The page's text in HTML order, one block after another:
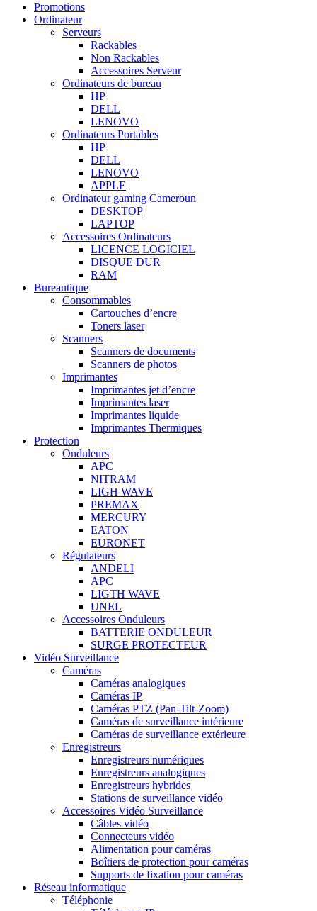
Promotions
Ordinateur
Serveurs
Rackables
Non Rackables
Accessoires Serveur
Ordinateurs de bureau
HP
DELL
LENOVO
Ordinateurs Portables
HP
DELL
LENOVO
APPLE
Ordinateur gaming Cameroun
DESKTOP
LAPTOP
Accessoires Ordinateurs
LICENCE LOGICIEL
DISQUE DUR
RAM
Bureautique
Consommables
Cartouches d’encre
Toners laser
Scanners
Scanners de documents
Scanners de photos
Imprimantes
Imprimantes jet d’encre
Imprimantes laser
Imprimantes liquide
Imprimantes Thermiques
Protection
Onduleurs
APC
NITRAM
LIGH WAVE
PREMAX
MERCURY
EATON
EURONET
Régulateurs
ANDELI
APC
LIGTH WAVE
UNEL
Accessoires Onduleurs
BATTERIE ONDULEUR
SURGE PROTECTEUR
Vidéo Surveillance
Caméras
Caméras analogiques
Caméras IP
Caméras PTZ (Pan-Tilt-Zoom)
Caméras de surveillance intérieure
Caméras de surveillance extérieure
Enregistreurs
Enregistreurs numériques
Enregistreurs analogiques
Enregistreurs hybrides
Stations de surveillance vidéo
Accessoires Vidéo Surveillance
Câbles vidéo
Connecteurs vidéo
Alimentation pour caméras
Boîtiers de protection pour caméras
Supports de fixation pour caméras
Réseau informatique
Téléphonie